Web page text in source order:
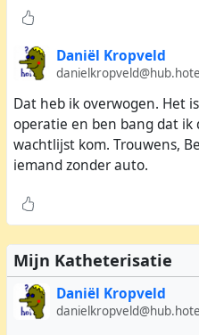
Ik ben meteen daarna en
tegenstanders van
hun dogmatisch denken
een essentiële medische
ondergaan. Het zijn domme
Daniël Kropveld
Dat heb ik overwogen. Het
operatie en ben bang dat ik
wachtlijst kom. Trouwens,
iemand zonder auto.
Mijn Katheterisatie
Daniël Kropveld